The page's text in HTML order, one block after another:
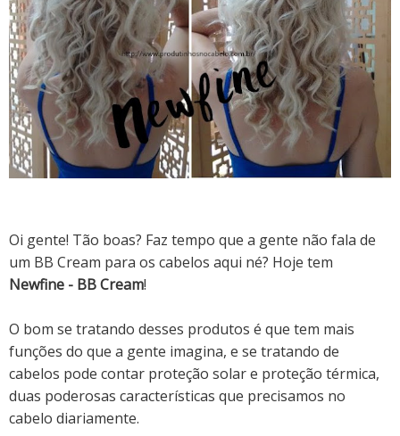
Oi gente! Tão boas? Faz tempo que a gente não fala de
um BB Cream para os cabelos aqui né? Hoje tem
Newfine - BB Cream!
O bom se tratando desses produtos é que tem mais
funções do que a gente imagina, e se tratando de
cabelos pode contar proteção solar e proteção térmica,
duas poderosas características que precisamos no
cabelo diariamente.